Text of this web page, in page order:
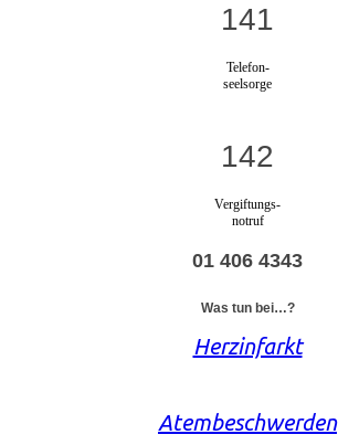
141
Telefon-
seelsorge
142
Vergiftungs-
notruf
01 406 4343
Was tun bei…?
Herzinfarkt
Atembeschwerden